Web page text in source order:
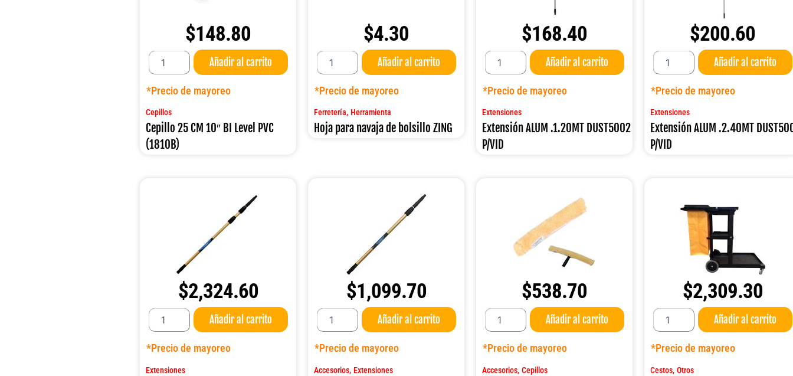
$148.80
Cepillo
CM
10"
Level
PVC
(1810B)
cantidad
Añadir al carrito
*Precio de mayoreo
Cepillos
Cepillo 25 CM 10″ BI Level PVC
(1810B)
$4.30
Hoja
para
navaja
de
ZING
cantidad
Añadir al carrito
*Precio de mayoreo
Ferretería, Herramienta
Hoja para navaja de bolsillo ZING
$168.40
Extensión
ALUM
.1.20MT
DUST5002
cantidad
Añadir al carrito
*Precio de mayoreo
Extensiones
Extensión ALUM .1.20MT DUST5002
P/VID
$200.60
Extensión
ALUM
.2.40MT
DUST5003
cantidad
Añadir al carrito
*Precio de mayoreo
Extensiones
Extensión ALUM .2.40MT
P/VID
$2,324.60
Extensión
Reach
540
CMS.
cantidad
Añadir al carrito
*Precio de mayoreo
Extensiones
$1,099.70
Extensión
Reach
240
CMS.
cantidad
Añadir al carrito
*Precio de mayoreo
Accesorios, Extensiones
$538.70
Cepillo
Golden
45
CMS.
cantidad
Añadir al carrito
*Precio de mayoreo
Accesorios,Cepillos
$2,309.30
Carro
Conserje
Negro
DUST
cantidad
Añadir al carrito
*Precio de mayoreo
Cestos,Otros